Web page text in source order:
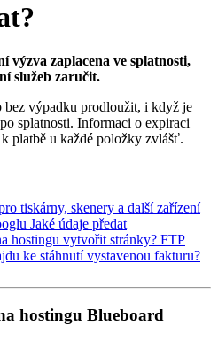
výzva zaplacena ve splatnosti,
služeb zaručit.
bez výpadku prodloužit, i když je
splatnosti. Informaci o expiraci
platbě u každé položky zvlášť.
tiskárny, skenery a další zařízení
Jaké údaje předat
hostingu vytvořit stránky? FTP
ke stáhnutí vystavenou fakturu?
hostingu Blueboard